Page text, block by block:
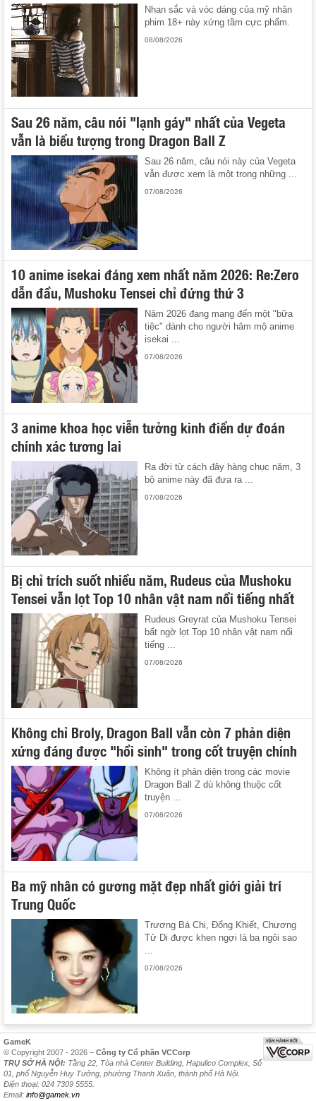
Nhan sắc và vóc dáng của mỹ nhân
phim 18+ này xứng tầm cực phẩm.
08/08/2026
Sau 26 năm, câu nói "lạnh gáy" nhất của Vegeta
vẫn là biểu tượng trong Dragon Ball Z
Sau 26 năm, câu nói này của Vegeta
vẫn được xem là một trong những ...
07/08/2026
10 anime isekai đáng xem nhất năm 2026: Re:Zero
dẫn đầu, Mushoku Tensei chỉ đứng thứ 3
Năm 2026 đang mang đến một "bữa
tiệc" dành cho người hâm mộ anime
isekai ...
07/08/2026
3 anime khoa học viễn tưởng kinh điển dự đoán
chính xác tương lai
Ra đời từ cách đây hàng chục năm, 3
bộ anime này đã đưa ra ...
07/08/2026
Bị chỉ trích suốt nhiều năm, Rudeus của Mushoku
Tensei vẫn lọt Top 10 nhân vật nam nổi tiếng nhất
Rudeus Greyrat của Mushoku Tensei
bất ngờ lọt Top 10 nhân vật nam nổi
tiếng ...
07/08/2026
Không chỉ Broly, Dragon Ball vẫn còn 7 phản diện
xứng đáng được "hồi sinh" trong cốt truyện chính
Không ít phản diện trong các movie
Dragon Ball Z dù không thuộc cốt
truyện ...
07/08/2026
Ba mỹ nhân có gương mặt đẹp nhất giới giải trí
Trung Quốc
Trương Bá Chi, Đổng Khiết, Chương
Tử Di được khen ngợi là ba ngôi sao
07/08/2026
GameK
© Copyright 2007 - 2026 – Công ty Cổ phần VCCorp
TRỤ SỞ HÀ NỘI: Tầng 22, Tòa nhà Center Building, Hapulico Complex, Số
01, phố Nguyễn Huy Tưởng, phường Thanh Xuân, thành phố Hà Nội.
Điện thoại: 024 7309 5555.
Email: info@gamek.vn